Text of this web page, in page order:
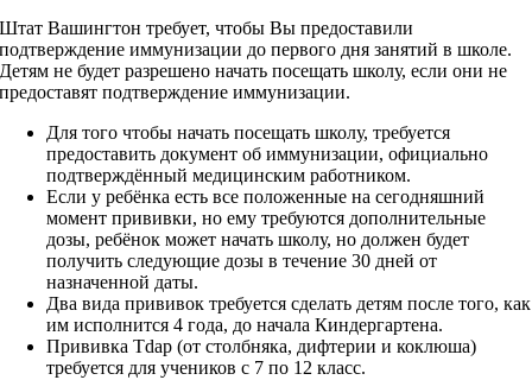
Штат Вашингтон требует, чтобы Вы предоставили
подтверждение иммунизации до первого дня занятий в школе.
Детям не будет разрешено начать посещать школу, если они не
предоставят подтверждение иммунизации.
Для того чтобы начать посещать школу, требуется
предоставить документ об иммунизации, официально
подтверждённый медицинским работником.
Если у ребёнка есть все положенные на сегодняшний
момент прививки, но ему требуются дополнительные
дозы, ребёнок может начать школу, но должен будет
получить следующие дозы в течение 30 дней от
назначенной даты.
Два вида прививок требуется сделать детям после того, как
им исполнится 4 года, до начала Киндергартена.
Прививка Tdap (от столбняка, дифтерии и коклюша)
требуется для учеников с 7 по 12 класс.